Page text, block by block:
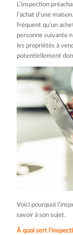
L’inspection
l’achat d’une
fréquent qu’un
personne suivante
les propriétés à
potentiellement
Voici pourquoi
savoir à son sujet.
À quoi sert